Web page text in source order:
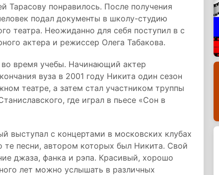
Тарасову понравилось. После получения
подал документы в школу-студию
театра. Неожиданно для себя поступил в с
актера и режиссер Олега Табакова.
время учебы. Начинающий актер
вуза в 2001 году Никита один сезон
театре, а затем стал участником труппы
где играл в пьесе «Сон в
выступал с концертами в московских клубах
те песни, автором которых был Никита. Свой
джаза, фанка и рэпа. Красивый, хорошо
лет можно услышать в различных